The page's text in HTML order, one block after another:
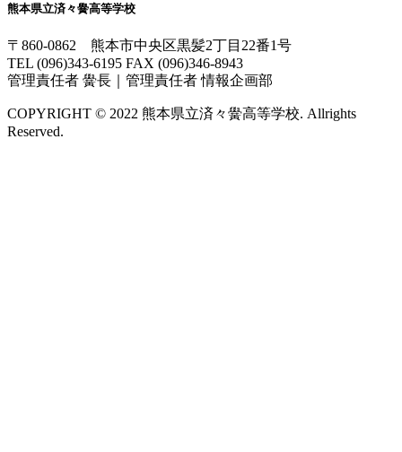
熊本県立済々黌高等学校
〒860-0862 熊本市中央区黒髪2丁目22番1号
TEL (096)343-6195 FAX (096)346-8943
管理責任者 黌長｜管理責任者 情報企画部
COPYRIGHT © 2022 熊本県立済々黌高等学校. Allrights
Reserved.